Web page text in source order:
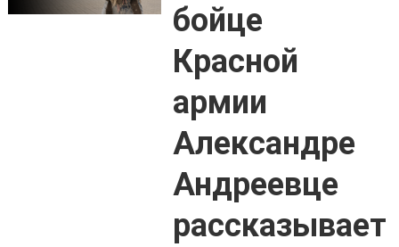
бойце
Красной
армии
Александре
Андреевце
рассказывает